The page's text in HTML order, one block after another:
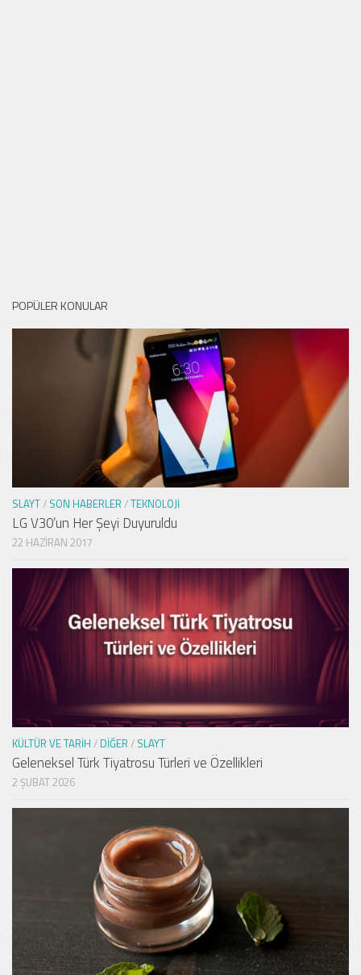
POPÜLER KONULAR
SLAYT/ SON HABERLER /TEKNOLOJI
LG V30’un Her Şeyi Duyuruldu
22 HAZIRAN 2017
KÜLTÜR VE TARIH / DIĞER / SLAYT
Geleneksel Türk Tiyatrosu Türleri ve Özellikleri
2 ŞUBAT 2026